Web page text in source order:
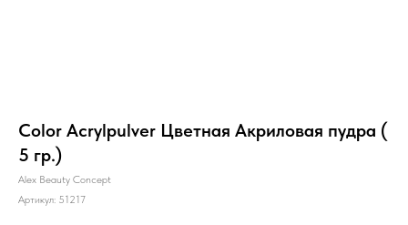
Color Acrylpulver Цветная Акриловая пудра (
5 гр.)
Alex Beauty Concept
Артикул: 51217